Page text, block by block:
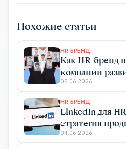
Похожие статьи
HR БРЕНД
Как HR-бренд
компании
08.06.2026
HR БРЕНД
LinkedIn для
стратегия
04.06.2026